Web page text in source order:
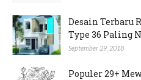
Desain Terbaru
Type 36 Paling
September 29, 2018
Populer 29+